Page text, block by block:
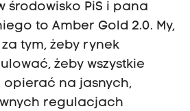
środowisko PiS i pana
to Amber Gold 2.0. My,
tym, żeby rynek
żeby wszystkie
opierać na jasnych,
regulacjach